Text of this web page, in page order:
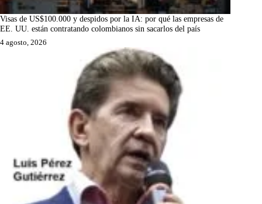
Visas de US$100.000 y despidos por la IA: por qué las empresas de
EE. UU. están contratando colombianos sin sacarlos del país
4 agosto, 2026